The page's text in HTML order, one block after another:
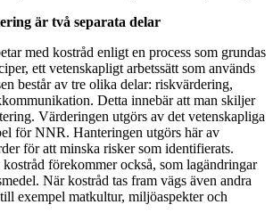
är två separata delar
med kostråd enligt en process som grundas
ett vetenskapligt arbetssätt som används
består av tre olika delar: riskvärdering,
Detta innebär att man skiljer
Värderingen utgörs av det vetenskapliga
för NNR. Hanteringen utgörs här av
för att minska risker som identifierats.
förekommer också, som lagändringar
När kostråd tas fram vägs även andra
exempel matkultur, miljöaspekter och